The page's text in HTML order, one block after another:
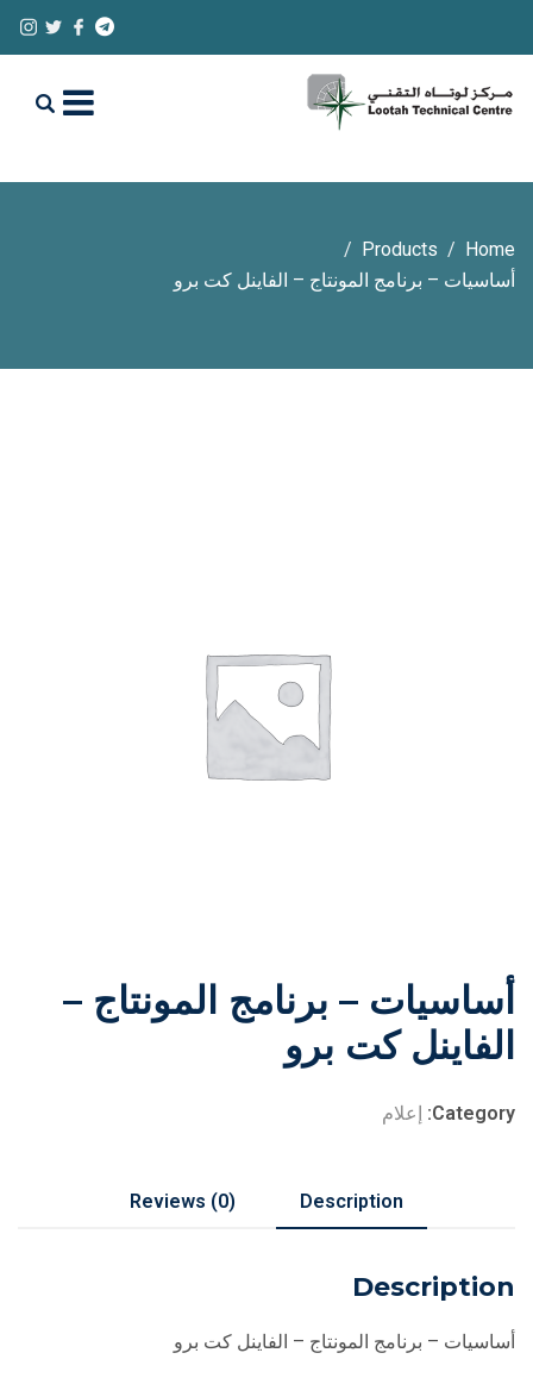
Home
Products
أساسيات – برنامج المونتاج – الفاينل كت برو
أساسيات – برنامج المونتاج –
الفاينل كت برو
Category: إعلام
Description
Reviews (0)
Description
أساسيات – برنامج المونتاج – الفاينل كت برو